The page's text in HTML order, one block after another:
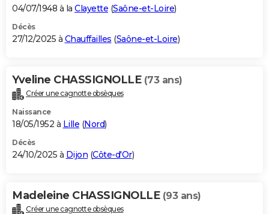
GUIDES D'ACHAT
BONS PLANS
Carte de Noël
Carte Bonne année
Carte Saint-Valentin
Carte Pâques
Carte d'anniversaire
DICTIONNAIRE
Dictionnaire
Biographies
Citations
Expressions
Proverbes
PROGRAMME TV
S'inscrire
Se connecter
Lycées
Collèges
Primaires
Universités
Entreprises
Service militaire
Avis de recherche
AVIS DE DÉCÈS
Bricolage
Lifestyle
Culture
Sport
Auto
Television
Voyage
Cinema
04/07/1948 à la Clayette (Saône-et-Loire)
Décès
27/12/2025 à Chauffailles (Saône-et-Loire)
Yveline CHASSIGNOLLE (73 ans)
Créer une cagnotte obsèques
Naissance
18/05/1952 à Lille (Nord)
Décès
24/10/2025 à Dijon (Côte-d'Or)
Madeleine CHASSIGNOLLE (93 ans)
Créer une cagnotte obsèques